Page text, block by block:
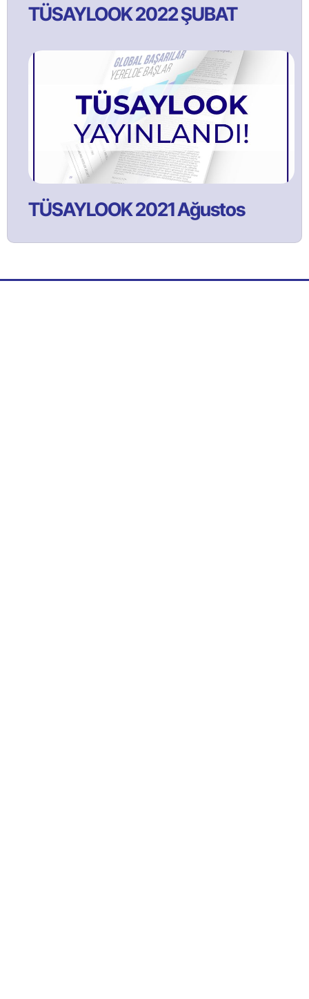
TÜSAYLOOK 2022 ŞUBAT
TÜSAYLOOK 2021 Ağustos